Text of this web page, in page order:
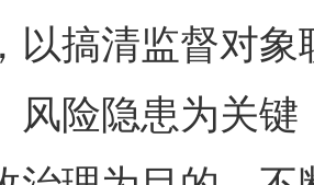
以搞清监督对
风险隐患为关